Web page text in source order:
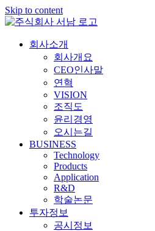
Skip to content
회사소개
회사개요
CEO인사말
연혁
VISION
조직도
윤리경영
오시는길
BUSINESS
Technology
Products
Application
R&D
학술논문
투자정보
공시정보